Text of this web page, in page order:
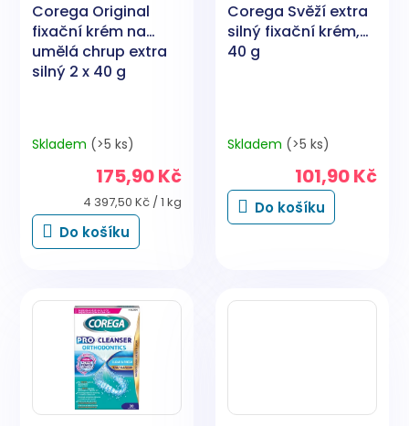
Corega Original
fixační krém na
umělá chrup extra
silný 2 x 40 g
Skladem (>5 ks)
175,90 Kč
Měrná
cena:
4 397,50 Kč / 1 kg
Do košíku
Corega Svěží extra
silný fixační krém,
40 g
Skladem (>5 ks)
101,90 Kč
Do košíku